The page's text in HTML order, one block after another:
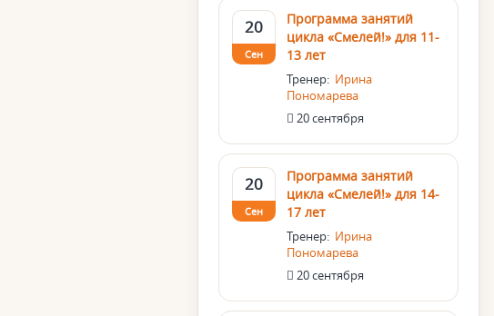
20
Сен
Программа занятий
цикла «Смелей!» для 11-
13 лет
Тренер: Ирина
Пономарева
20 сентября
20
Сен
Программа занятий
цикла «Смелей!» для 14-
17 лет
Тренер: Ирина
Пономарева
20 сентября